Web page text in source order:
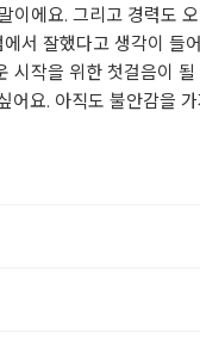
이에요. 그리고 경력도
서 잘했다고 생각이 들
시작을 위한 첫걸음이 될
어요. 아직도 불안감을